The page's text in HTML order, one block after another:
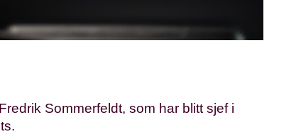
Sommerfeldt, som har blitt sjef i